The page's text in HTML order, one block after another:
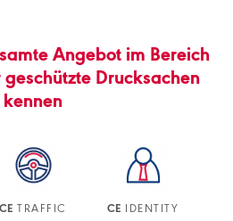
Angebot im Bereich
Drucksachen
kennen
CE TRAFFIC CE IDENTITY